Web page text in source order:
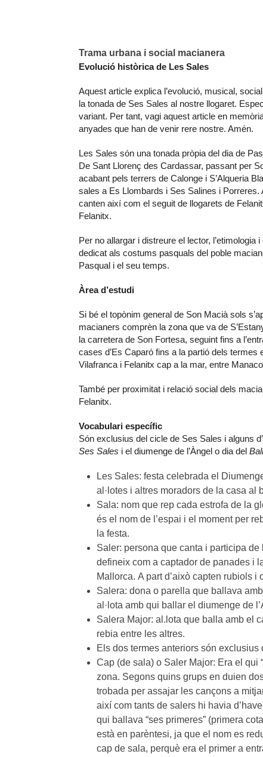
Trama urbana i social macianera
Evolució històrica de Les Sales
Aquest article explica l’evolució, musical,
la tonada de Ses Sales al nostre llogaret.
variant. Per tant, vagi aquest article en
anyades que han de venir rere nostre. Amén.
Les Sales són una tonada pròpia del dia de
De Sant Llorenç des Cardassar, passant per
acabant pels terrers de Calonge i S’Alqueria
sales a Es Llombards i Ses Salines i
canten així com el seguit de llogarets de
Felanitx.
Per no allargar i distreure el lector,
dedicat als costums pasquals del poble
Pasqual i el seu temps.
Àrea d’estudi
Si bé el topònim general de Son Macià sols
macianers comprèn la zona que va de
la carretera de Son Fortesa, seguint fins a
cases d’Es Caparó fins a la partió dels termes
Vilafranca i Felanitx cap a la mar, entre
També per proximitat i relació social dels
Felanitx.
Vocabulari específic
Són exclusius del cicle de Ses Sales i alguns
Ses Sales i el diumenge de l’Àngel o dia del
Les Sales: festa celebrada el
al·lotes i altres moradors de la casa al
Sala: nom que rep cada estrofa de la
és el nom de l’espai i el moment per
la festa.
Saler: persona que canta i participa
defineix com a captador de panades i
Mallorca. A part d’això capten rubiols i
Salera: dona o parella que ballava
al·lota amb qui ballar el diumenge de
Salera Major: al.lota que balla amb el
rebia entre les altres.
Els dos termes anteriors són exclusius
Cap (de sala) o Saler Major: Era el qui
zona. Segons quins grups en duien
trobada per assajar les cançons a
així com tants de salers hi havia
qui ballava “ses primeres” (primera
està en parèntesi, ja que el nom es
cap de sala, perquè era el primer a